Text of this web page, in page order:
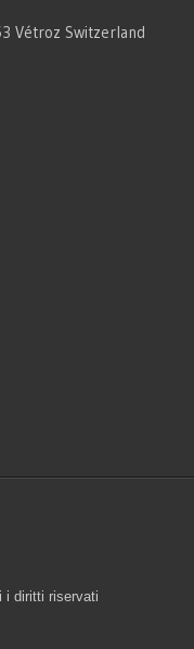
Vétroz Switzerland
i diritti riservati